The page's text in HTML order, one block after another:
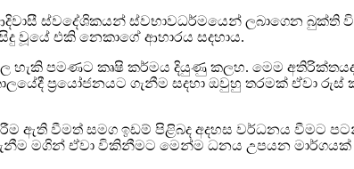
ස්වදේශිකයන් ස්වභාවධර්මයෙන් ලබාගෙන බුක්ති
වූයේ එකි නෙකාගේ ආහාරය සදහාය.
හැකි පමණට කෘෂි කර්මය දියුණු කලහ. මෙම
ප‍්‍රයෝජනයට ගැනීම සදහා ඔවුහු තරමක් ඒවා
ඇති වීමත් සමග ඉඩම් පිළිබද අදහස වර්ධනය වීමට
මගින් ඒවා විකිනීමට මෙන්ම ධනය උපයන